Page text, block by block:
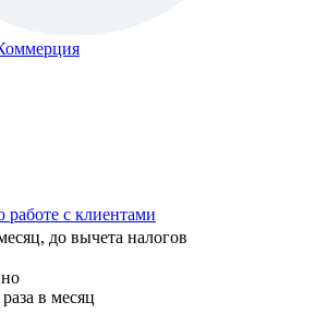
работе с клиентами
до вычета налогов
в месяц